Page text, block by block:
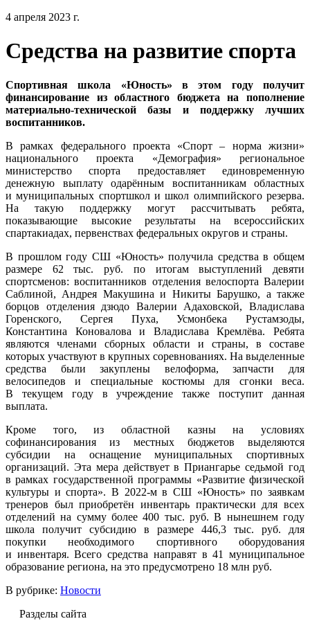
4 апреля 2023 г.
Средства на развитие спорта
Спортивная школа «Юность» в этом году получит
финансирование из областного бюджета на пополнение
материально-технической базы и поддержку лучших
воспитанников.
В рамках федерального проекта «Спорт – норма жизни»
национального проекта «Демография» региональное
министерство спорта предоставляет единовременную
денежную выплату одарённым воспитанникам областных
и муниципальных спортшкол и школ олимпийского резерва.
На такую поддержку могут рассчитывать ребята,
показывающие высокие результаты на всероссийских
спартакиадах, первенствах федеральных округов и страны.
В прошлом году СШ «Юность» получила средства в общем
размере 62 тыс. руб. по итогам выступлений девяти
спортсменов: воспитанников отделения велоспорта Валерии
Саблиной, Андрея Макушина и Никиты Барушко, а также
борцов отделения дзюдо Валерии Адаховской, Владислава
Горенского, Сергея Пуха, Усмонбека Рустамзоды,
Константина Коновалова и Владислава Кремлёва. Ребята
являются членами сборных области и страны, в составе
которых участвуют в крупных соревнованиях. На выделенные
средства были закуплены велоформа, запчасти для
велосипедов и специальные костюмы для сгонки веса.
В текущем году в учреждение также поступит данная
выплата.
Кроме того, из областной казны на условиях
софинансирования из местных бюджетов выделяются
субсидии на оснащение муниципальных спортивных
организаций. Эта мера действует в Приангарье седьмой год
в рамках государственной программы «Развитие физической
культуры и спорта». В 2022-м в СШ «Юность» по заявкам
тренеров был приобретён инвентарь практически для всех
отделений на сумму более 400 тыс. руб. В нынешнем году
школа получит субсидию в размере 446,3 тыс. руб. для
покупки необходимого спортивного оборудования
и инвентаря. Всего средства направят в 41 муниципальное
образование региона, на это предусмотрено 18 млн руб.
В рубрике: Новости
Разделы сайта